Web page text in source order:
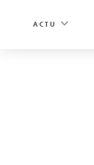
ACTU